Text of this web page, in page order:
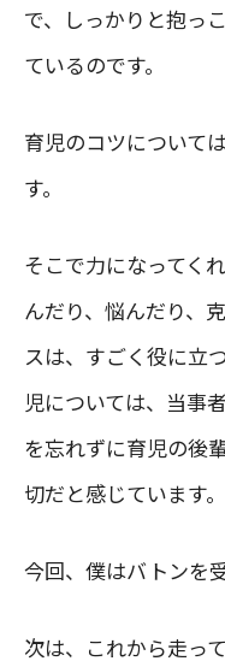
で、しっかりと抱っ
ているのです。
育児のコツについて
す。
そこで力になってく
んだり、悩んだり、
スは、すごく役に立
児については、当事
を忘れずに育児の後
切だと感じています。
今回、僕はバトンを
次は、これから走っ